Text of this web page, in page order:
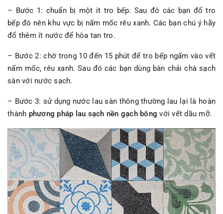
– Bước 1: chuẩn bị một ít tro bếp. Sau đó các bạn đổ tro
bếp đó nên khu vực bị nấm mốc rêu xanh. Các bạn chú ý hãy
đổ thêm ít nước để hòa tan tro.
– Bước 2: chờ trong 10 đến 15 phút để tro bếp ngấm vào vết
nấm mốc, rêu xanh. Sau đó các bạn dùng bàn chải chà sạch
sàn với nước sạch.
– Bước 3: sử dụng nước lau sàn thông thường lau lại là hoàn
thành phương pháp lau sạch nền gạch bông với vết dầu mỡ.